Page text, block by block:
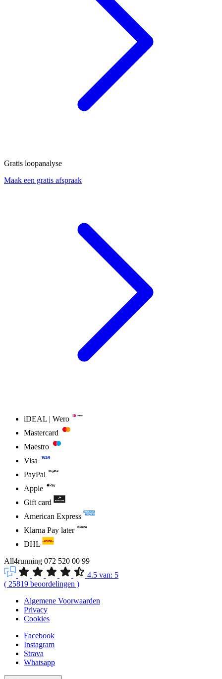
Gratis loopanalyse
Maak een gratis afspraak
iDEAL | Wero
Mastercard
Maestro
Visa
PayPal
Apple
Gift card
American Express
Klarna Pay later
DHL
All4running 072 520 00 99
4.5 van: 5
( 25819 beoordelingen )
Algemene Voorwaarden
Privacy
Cookies
Facebook
Instagram
Strava
Whatsapp